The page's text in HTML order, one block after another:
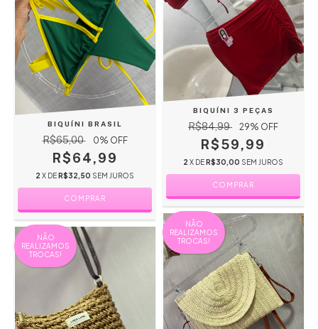
BIQUÍNI BRASIL
R$65,00 0% OFF
R$64,99
2 X DE R$32,50 SEM JUROS
COMPRAR
BIQUÍNI 3 PEÇAS
R$84,99 29% OFF
R$59,99
2 X DE R$30,00 SEM JUROS
COMPRAR
NÃO
REALIZAMOS
TROCAS!
NÃO
REALIZAMOS
TROCAS!